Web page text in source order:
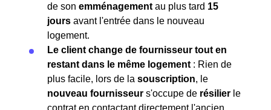
de son emménagement au plus tard 15
jours avant l'entrée dans le nouveau
logement.
Le client change de fournisseur tout en
restant dans le même logement : Rien de
plus facile, lors de la souscription, le
nouveau fournisseur s'occupe de résilier le